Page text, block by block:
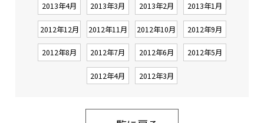
2013年4月 2013年3月 2013年2月 2013年1月
2012年12月 2012年11月 2012年10月 2012年9月
2012年8月 2012年7月 2012年6月 2012年5月
2012年4月 2012年3月